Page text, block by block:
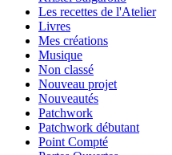
Les recettes de l'Atelier
Livres
Mes créations
Musique
Non classé
Nouveau projet
Nouveautés
Patchwork
Patchwork débutant
Point Compté